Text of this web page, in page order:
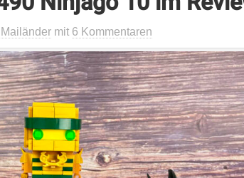
mit 6 Kommentaren